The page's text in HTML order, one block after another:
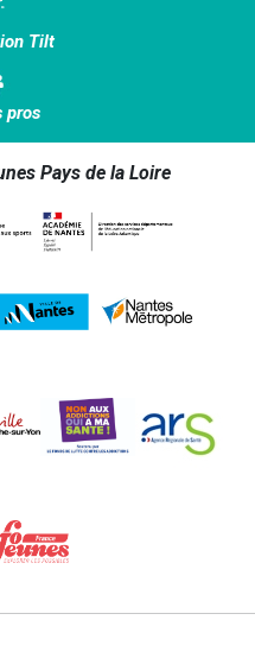
Tilt
pros
Pays de la Loire